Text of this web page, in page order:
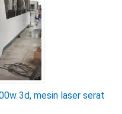
3d, mesin laser serat